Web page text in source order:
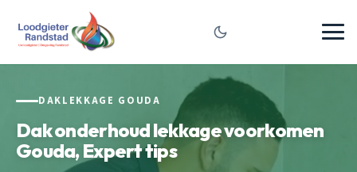
DAKLEKKAGE GOUDA
Dak onderhoud lekkage voorkomen
Gouda, Expert tips